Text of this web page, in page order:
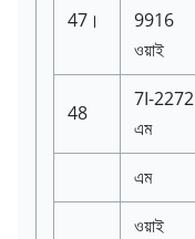
47।
9916
ওয়াই
48
7I-2272
এম
এম
ওয়াই